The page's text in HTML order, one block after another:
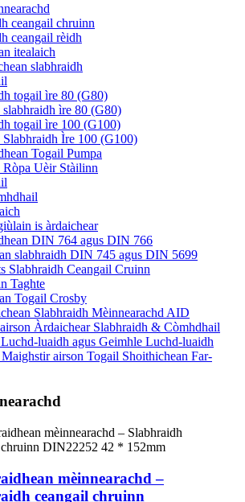
ceangail chruinn
ceangail rèidh
itealaich
slabhraidh
togail ìre 80 (G80)
slabhraidh ìre 80 (G80)
togail ìre 100 (G100)
Slabhraidh Ìre 100 (G100)
Togail Pumpa
Ròpa Uèir Stàilinn
is àrdaichear
DIN 764 agus DIN 766
slabhraidh DIN 745 agus DIN 5699
Slabhraidh Ceangail Cruinn
Taghte
Togail Crosby
Slabhraidh Mèinnearachd AID
Àrdaichear Slabhraidh & Còmhdhail
luaidh agus Geimhle Luchd-luaidh
airson Togail Shoithichean Far-
mèinnearachd –
ceangail chruinn